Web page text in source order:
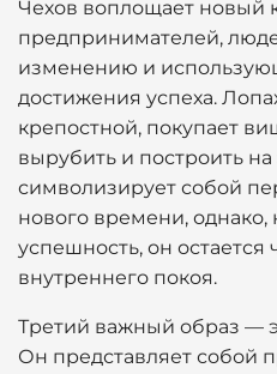
Чехов воплощает новый
предпринимателей,
изменению и
достижения успеха.
крепостной, покупает
вырубить и построить
символизирует собой
нового времени,
успешность, он
внутреннего покоя.
Третий важный образ —
Он представляет собой